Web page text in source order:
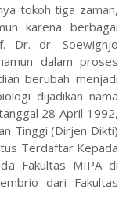
tokoh tiga zaman,
karena berbagai
Dr. dr. Soewignjo
dalam proses
berubah menjadi
dijadikan nama
28 April 1992,
Tinggi (Dirjen Dikti)
Terdaftar Kepada
Fakultas MIPA di
dari Fakultas